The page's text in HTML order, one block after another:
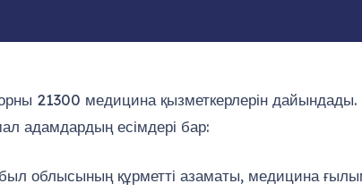
орны 21300 медицина қызметкерлерін
адамдардың есімдері бар:
облысының құрметті азаматы, медицина